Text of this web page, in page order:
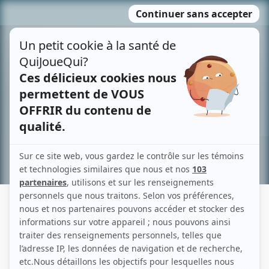
MENU
contenu
Recherche avancée »
FRANZ MOSTHAV
Liens
Fiche de Franz Mosthav sur Showbizz.net